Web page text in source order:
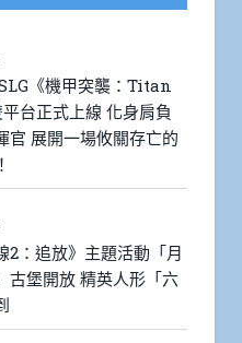
《機甲突襲：Titan
台正式上線 化身肩負
官 展開一場攸關存亡的
2：追放》主題活動「月
古堡開放 精英人形「六